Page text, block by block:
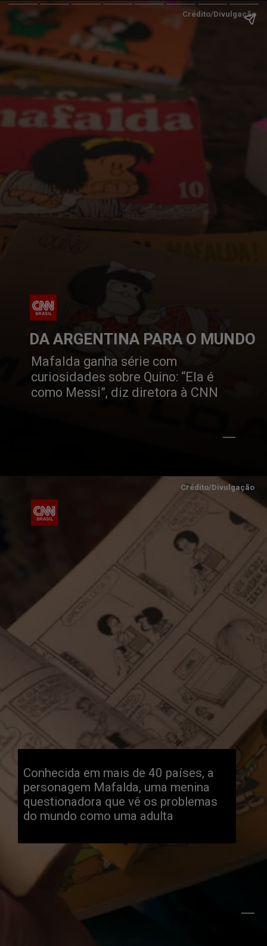
DA ARGENTINA PARA O MUNDO
Mafalda ganha série com
curiosidades sobre Quino: “Ela é
como Messi”, diz diretora à CNN
Crédito/Divulgação
:
Conhecida em mais de 40 países, a
personagem Mafalda, uma menina
questionadora que vê os problemas
do mundo como uma adulta
Crédito/Divulgação